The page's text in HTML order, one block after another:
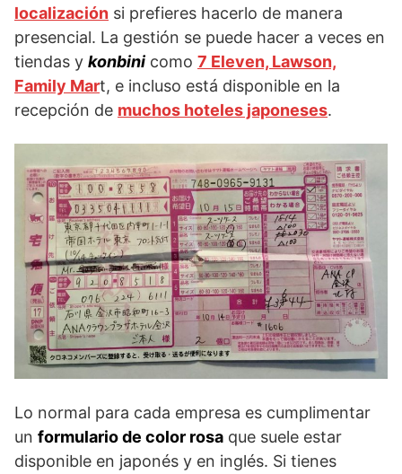
localización si prefieres hacerlo de manera
presencial. La gestión se puede hacer a veces en
tiendas y konbini como 7 Eleven, Lawson,
Family Mart, e incluso está disponible en la
recepción de muchos hoteles japoneses.
Lo normal para cada empresa es cumplimentar
un formulario de color rosa que suele estar
disponible en japonés y en inglés. Si tienes